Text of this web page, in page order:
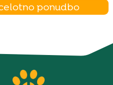
ponudbo